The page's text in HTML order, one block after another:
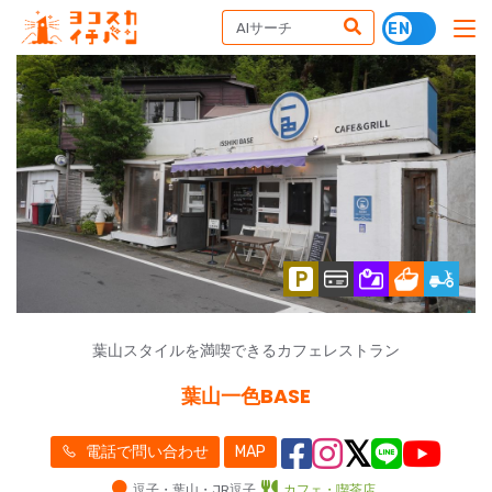
葉山スタイルを満喫できるカフェレストラン
葉山一色BASE
電話で問い合わせ MAP